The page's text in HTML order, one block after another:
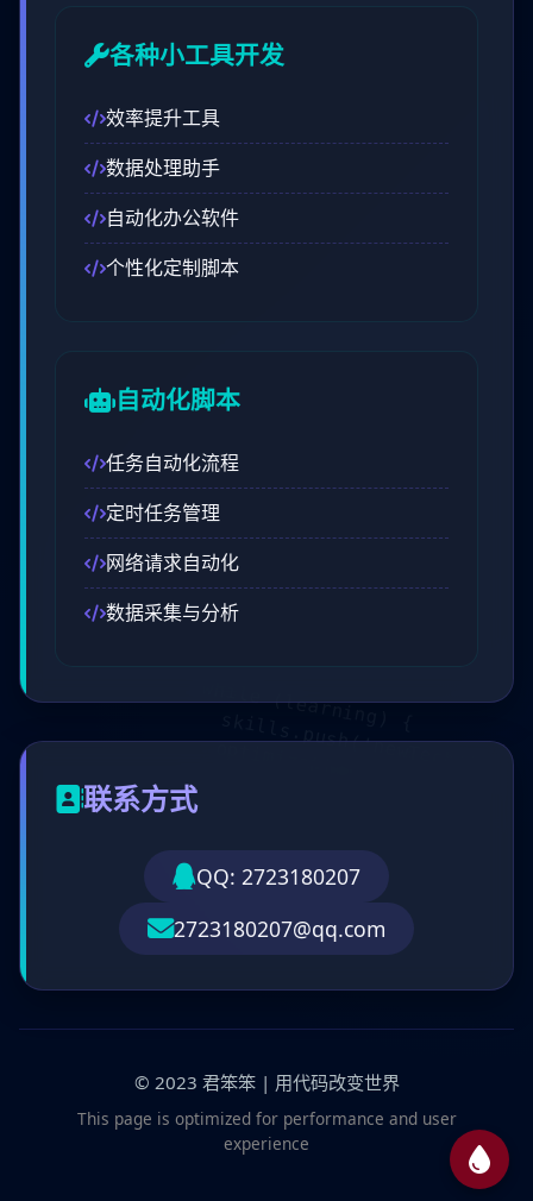
while (learning) {
skills.push('newTech');
optimization++;
各种小工具开发
效率提升工具
数据处理助手
自动化办公软件
个性化定制脚本
自动化脚本
任务自动化流程
定时任务管理
网络请求自动化
数据采集与分析
联系方式
QQ: 2723180207
2723180207@qq.com
© 2023 君笨笨 | 用代码改变世界
This page is optimized for performance and user
experience